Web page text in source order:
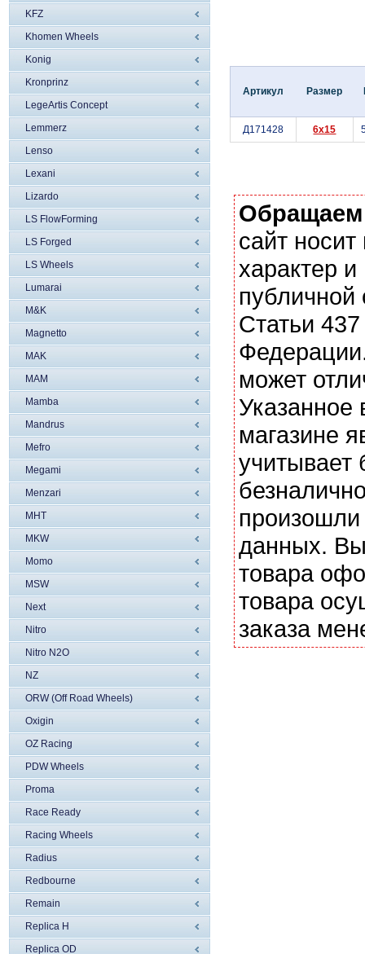
KFZ
Khomen Wheels
Konig
Kronprinz
LegeArtis Concept
Lemmerz
Lenso
Lexani
Lizardo
LS FlowForming
LS Forged
LS Wheels
Lumarai
M&K
Magnetto
MAK
MAM
Mamba
Mandrus
Mefro
Megami
Menzari
MHT
MKW
Momo
MSW
Next
Nitro
Nitro N2O
NZ
ORW (Off Road Wheels)
Oxigin
OZ Racing
PDW Wheels
Proma
Race Ready
Racing Wheels
Radius
Redbourne
Remain
Replica H
Replica OD
Артикул Размер
Д171428 6x15
сайт
характер
Статьи
может
магазине
учитывает
данных. Вы
товара
товара
заказа